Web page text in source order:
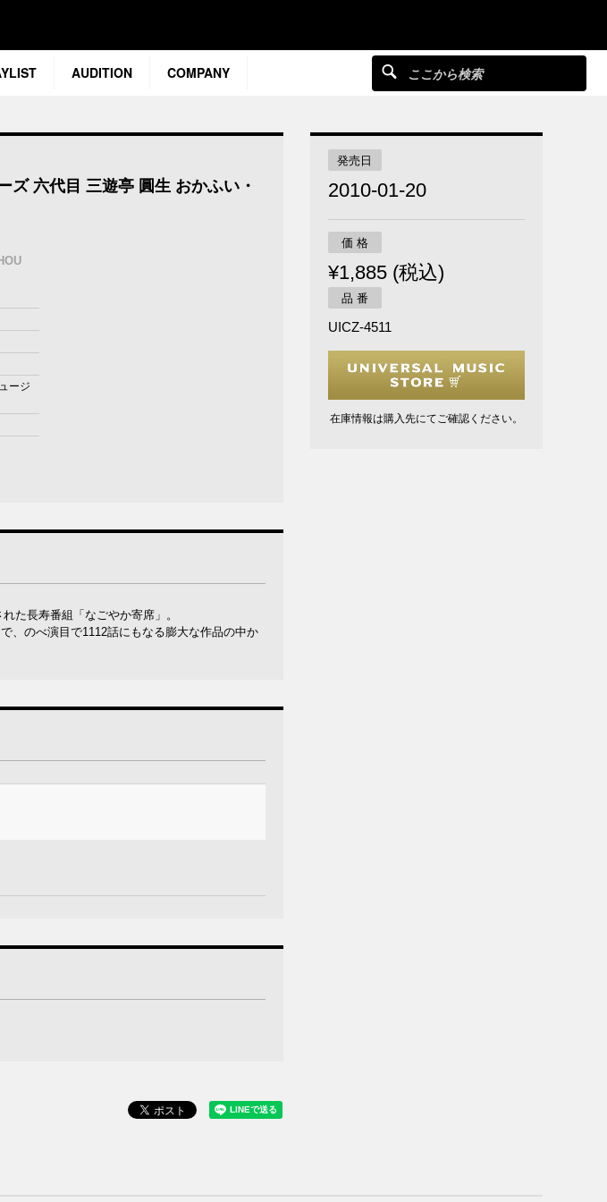
AUDITION COMPANY
ズ 六代目 三遊亭 圓生 おかふい・
ージ
た長寿番組「なごやか寄席」。
、のべ演目で1112話にもなる膨大な作品の中か
発売日
2010-01-20
価 格
¥1,885 (税込)
品 番
UICZ-4511
在庫情報は購入先にてご確認ください。